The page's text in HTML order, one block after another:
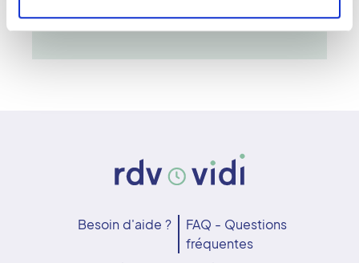
un diagnostic précis.
Besoin d'aide ?
FAQ - Questions
fréquentes